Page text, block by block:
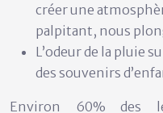
créer une
palpitant, nous
L’odeur de la pluie
des souvenirs
Environ 60% des